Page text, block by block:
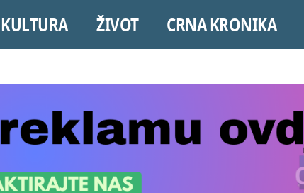
KULTURA ŽIVOT CRNA KRONIKA